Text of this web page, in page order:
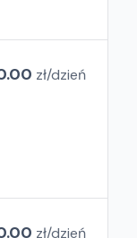
zł/dzień
zł/dzień